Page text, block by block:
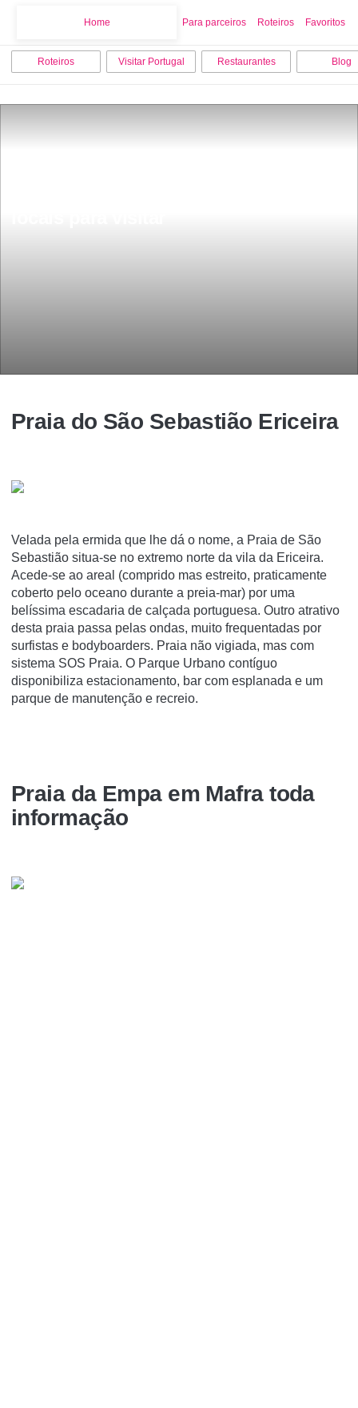
Home Para parceiros Roteiros Favoritos
Roteiros Visitar Portugal Restaurantes Blog
Praia do São Sebastião Ericeira
Velada pela ermida que lhe dá o nome, a Praia de São
Sebastião situa-se no extremo norte da vila da Ericeira.
Acede-se ao areal (comprido mas estreito, praticamente
coberto pelo oceano durante a preia-mar) por uma
belíssima escadaria de calçada portuguesa. Outro atrativo
desta praia passa pelas ondas, muito frequentadas por
surfistas e bodyboarders. Praia não vigiada, mas com
sistema SOS Praia. O Parque Urbano contíguo
disponibiliza estacionamento, bar com esplanada e um
parque de manutenção e recreio.
Praia da Empa em Mafra toda
informação